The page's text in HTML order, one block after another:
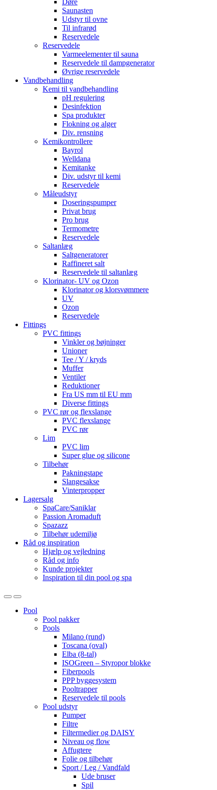
Døre
Saunasten
Udstyr til ovne
Til infrarød
Reservedele
Reservedele
Varmeelementer til sauna
Reservedele til dampgenerator
Øvrige reservedele
Vandbehandling
Kemi til vandbehandling
pH regulering
Desinfektion
Spa produkter
Flokning og alger
Div. rensning
Kemikontrollere
Bayrol
Welldana
Kemitanke
Div. udstyr til kemi
Reservedele
Måleudstyr
Doseringspumper
Privat brug
Pro brug
Termometre
Reservedele
Saltanlæg
Saltgeneratorer
Raffineret salt
Reservedele til saltanlæg
Klorinator- UV og Ozon
Klorinator og klorsvømmere
UV
Ozon
Reservedele
Fittings
PVC fittings
Vinkler og bøjninger
Unioner
Tee / Y / kryds
Muffer
Ventiler
Reduktioner
Fra US mm til EU mm
Diverse fittings
PVC rør og flexslange
PVC flexslange
PVC rør
Lim
PVC lim
Super glue og silicone
Tilbehør
Pakningstape
Slangesakse
Vinterpropper
Lagersalg
SpaCare/Saniklar
Passion Aromaduft
Spazazz
Tilbehør udemiljø
Råd og inspiration
Hjælp og vejledning
Råd og info
Kunde projekter
Inspiration til din pool og spa
OpenClose
Pool
Pool pakker
Pools
Milano (rund)
Toscana (oval)
Elba (8-tal)
ISOGreen – Styropor blokke
Fiberpools
PPP byggesystem
Pooltrapper
Reservedele til pools
Pool udstyr
Pumper
Filtre
Filtermedier og DAISY
Niveau og flow
Affugtere
Folie og tilbehør
Sport / Leg / Vandfald
Ude bruser
Spil